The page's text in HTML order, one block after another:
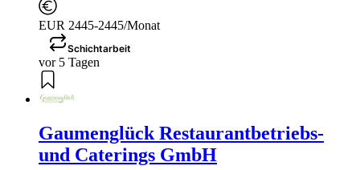
EUR 2445-2445/Monat
Schichtarbeit
vor 5 Tagen
Gaumenglück Restaurantbetriebs-
und Caterings GmbH